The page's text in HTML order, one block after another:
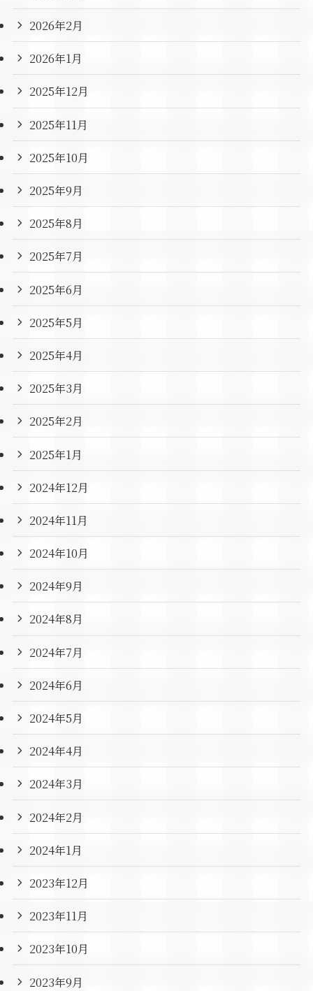
2026年2月
2026年1月
2025年12月
2025年11月
2025年10月
2025年9月
2025年8月
2025年7月
2025年6月
2025年5月
2025年4月
2025年3月
2025年2月
2025年1月
2024年12月
2024年11月
2024年10月
2024年9月
2024年8月
2024年7月
2024年6月
2024年5月
2024年4月
2024年3月
2024年2月
2024年1月
2023年12月
2023年11月
2023年10月
2023年9月